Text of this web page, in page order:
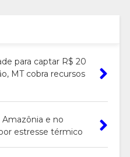
para captar R$ 20
MT cobra recursos
Amazônia e no
estresse térmico